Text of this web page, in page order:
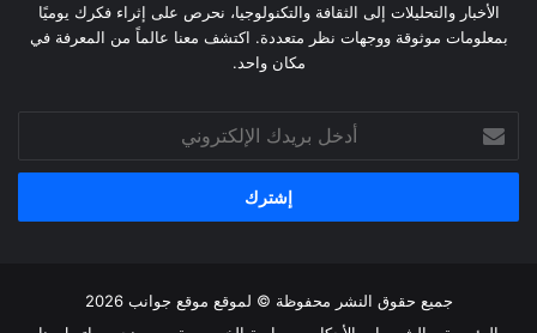
الأخبار والتحليلات إلى الثقافة والتكنولوجيا، نحرص على إثراء فكرك يوميًا
بمعلومات موثوقة ووجهات نظر متعددة. اكتشف معنا عالماً من المعرفة في
مكان واحد.
بريدك
الإلكتروني
جميع حقوق النشر محفوظة © لموقع موقع جوانب 2026